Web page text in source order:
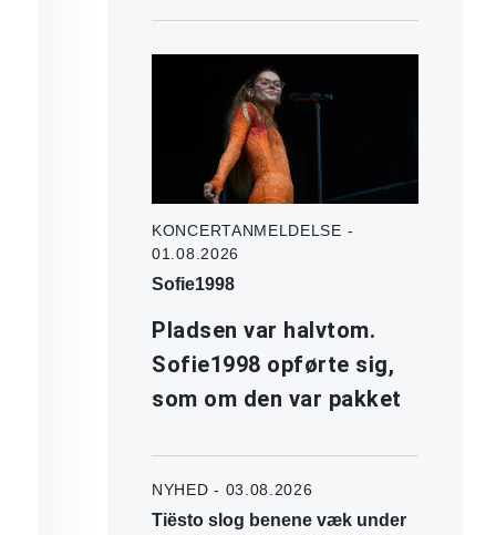
KONCERTANMELDELSE -
01.08.2026
Sofie1998
Pladsen var halvtom.
Sofie1998 opførte sig,
som om den var pakket
NYHED - 03.08.2026
Tiësto slog benene væk under